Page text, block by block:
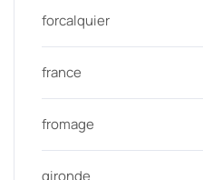
forcalquier
france
fromage
gironde